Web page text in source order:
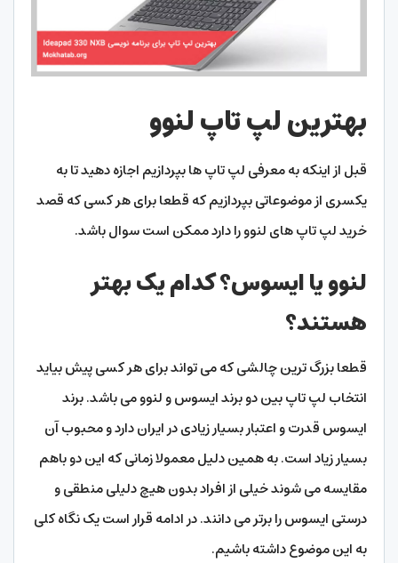
بهترین لپ تاپ لنوو
قبل از اینکه به معرفی لپ تاپ ها بپردازیم اجازه دهید تا به
یکسری از موضوعاتی بپردازیم که قطعا برای هر کسی که قصد
خرید لپ تاپ های لنوو را دارد ممکن است سوال باشد.
لنوو یا ایسوس؟ کدام یک بهتر
هستند؟
قطعا بزرگ ترین چالشی که می تواند برای هر کسی پیش بیاید
انتخاب لپ تاپ بین دو برند ایسوس و لنوو می باشد. برند
ایسوس قدرت و اعتبار بسیار زیادی در ایران دارد و محبوب آن
بسیار زیاد است. به همین دلیل معمولا زمانی که این دو باهم
مقایسه می شوند خیلی از افراد بدون هیچ دلیلی منطقی و
درستی ایسوس را برتر می دانند. در ادامه قرار است یک نگاه کلی
به این موضوع داشته باشیم.